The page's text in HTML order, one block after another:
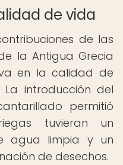
de vida
de las
la Antigua Grecia
en la calidad de
introducción del
permitió
tuvieran un
agua limpia y un
de desechos.